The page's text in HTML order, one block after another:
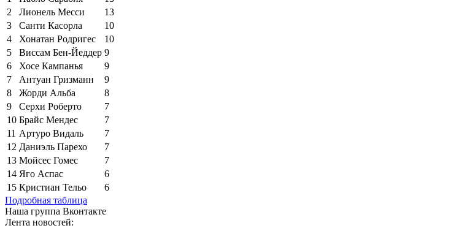
2
Лионель Месси
13
3
Санти Касорла
10
4
Хонатан Родригес
10
5
Виссам Бен-Йеддер 9
6
Хосе Кампанья
9
7
Антуан Гризманн
9
8
Жорди Альба
8
9
Серхи Роберто
7
10 Брайс Мендес
7
11 Артуро Видаль
7
12 Даниэль Парехо
7
13 Мойсес Гомес
7
14 Яго Аспас
6
15 Кристиан Тельо
6
Подробная таблица
Наша группа Вконтакте
Лента новостей: